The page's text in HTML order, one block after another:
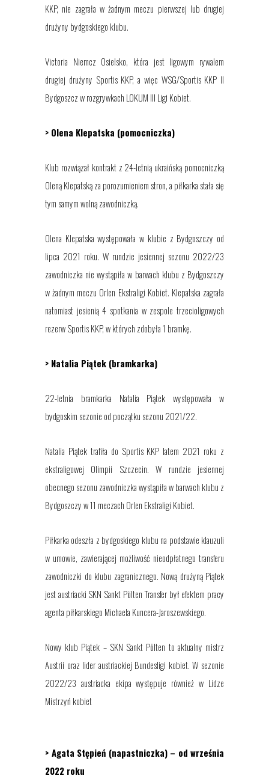
KKP, nie zagrała w żadnym meczu pierwszej lub drugiej
drużyny bydgoskiego klubu.
Victoria Niemcz Osielsko, która jest ligowym rywalem
drugiej drużyny Sportis KKP, a więc WSG/Sportis KKP II
Bydgoszcz w rozgrywkach LOKUM III Ligi Kobiet.
> Olena Klepatska (pomocniczka)
Klub rozwiązał kontrakt z 24-letnią ukraińską pomocniczką
Oleną Klepatskąza porozumieniem stron, a piłkarka stała się
tym samym wolną zawodniczką.
Olena Klepatska występowała w klubie z Bydgoszczy od
lipca 2021 roku. W rundzie jesiennej sezonu 2022/23
zawodniczka nie wystąpiła w barwach klubu z Bydgoszczy
w żadnym meczu Orlen Ekstraligi Kobiet. Klepatska zagrała
natomiast jesienią 4 spotkania w zespole trzecioligowych
rezerw Sportis KKP, w których zdobyła 1 bramkę.
> Natalia Piątek (bramkarka)
22-letnia bramkarka Natalia Piątek występowała w
bydgoskim sezonie od początku sezonu 2021/22.
Natalia Piątek trafiła do Sportis KKP latem 2021 roku z
ekstraligowej Olimpii Szczecin. W rundzie jesiennej
obecnego sezonu zawodniczka wystąpiła w barwach klubu z
Bydgoszczy w 11 meczach Orlen Ekstraligi Kobiet.
Piłkarka odeszła z bydgoskiego klubu na podstawie klauzuli
w umowie, zawierającej możliwość nieodpłatnego transferu
zawodniczki do klubu zagranicznego. Nową drużyną Piątek
jest austriacki SKN Sankt Pölten Transfer był efektem pracy
agenta piłkarskiego Michaela Kuncera-Jaroszewskiego.
Nowy klub Piątek – SKN Sankt Pölten to aktualny mistrz
Austrii oraz lider austriackiej Bundesligi kobiet. W sezonie
2022/23 austriacka ekipa występuje również w Lidze
Mistrzyń kobiet
> Agata Stępień (napastniczka) – od września
2022 roku